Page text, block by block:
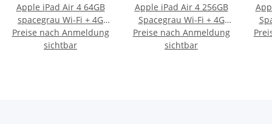
Apple iPad Air 4 64GB
spacegrau Wi-Fi + 4G
(2020)
Preise nach Anmeldung
sichtbar
Apple iPad Air 4 256GB
Spacegrau Wi-Fi + 4G
(2020)
Preise nach Anmeldung
sichtbar